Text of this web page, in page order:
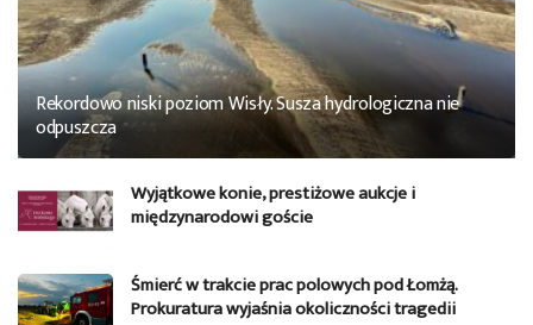
Rekordowo niski poziom Wisły. Susza hydrologiczna nie
odpuszcza
Wyjątkowe konie, prestiżowe aukcje i
międzynarodowi goście
Śmierć w trakcie prac polowych pod Łomżą.
Prokuratura wyjaśnia okoliczności tragedii